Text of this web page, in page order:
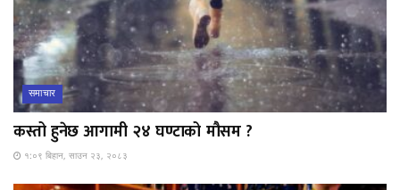
समाचार
कस्तो हुनेछ आगामी २४ घण्टाको मौसम ?
१:०९ बिहान, साउन २३, २०८३